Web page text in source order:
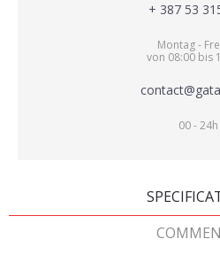
+ 387 53
Montag -
von 08:00 bis
00 - 24h